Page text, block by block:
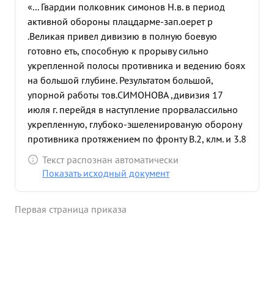
«... Гвардии полковник симонов Н.в. в период
активной обороны плацдарме-зап.оерет р
.Великая привел дивизию в полную боевую
готовно еть, способную к прорыву сильно
укрепленной полосы противника и ведению боях
на большой глубине. Результатом большой,
упорной работы тов.СИМОНОВА ,дивизия 17
июля г. перейдя в наступление прорвалассильно
укрепленную, глубоко-эшеленированую оборону
противника протяжением по фронту В.2, клм. и 3.8
четыре дня с боями продвинулась. до 70 клм. в
глубину, форсировав при этом 4 водных
том числе гор. АУГЕПИЛС и станцию РЕТУПЕ.
Текст распознан автоматически
Показать исходный документ
Первая страница приказа